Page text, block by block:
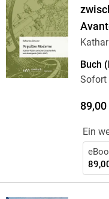
Buch
Sofort
89,00
Ein